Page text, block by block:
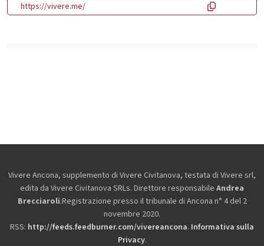
https://vivere.me/
Vivere Ancona, supplemento di Vivere Civitanova, testata di Vivere srl,
edita da Vivere Civitanova SRLs. Direttore responsabile Andrea
Brecciaroli.Registrazione presso il tribunale di Ancona n° 4 del 2
novembre 2020.
RSS: http://feeds.feedburner.com/vivereancona. Informativa sulla
Privacy.